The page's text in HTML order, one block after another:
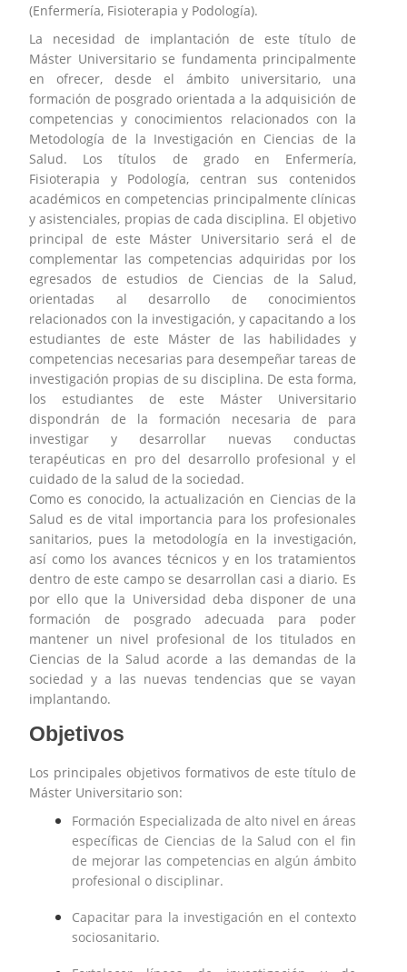
(Enfermería, Fisioterapia y Podología).
La necesidad de implantación de este título de
Máster Universitario se fundamenta principalmente
en ofrecer, desde el ámbito universitario, una
formación de posgrado orientada a la adquisición de
competencias y conocimientos relacionados con la
Metodología de la Investigación en Ciencias de la
Salud. Los títulos de grado en Enfermería,
Fisioterapia y Podología, centran sus contenidos
académicos en competencias principalmente clínicas
y asistenciales, propias de cada disciplina. El objetivo
principal de este Máster Universitario será el de
complementar las competencias adquiridas por los
egresados de estudios de Ciencias de la Salud,
orientadas al desarrollo de conocimientos
relacionados con la investigación, y capacitando a los
estudiantes de este Máster de las habilidades y
competencias necesarias para desempeñar tareas de
investigación propias de su disciplina. De esta forma,
los estudiantes de este Máster Universitario
dispondrán de la formación necesaria de para
investigar y desarrollar nuevas conductas
terapéuticas en pro del desarrollo profesional y el
cuidado de la salud de la sociedad.
Como es conocido, la actualización en Ciencias de la
Salud es de vital importancia para los profesionales
sanitarios, pues la metodología en la investigación,
así como los avances técnicos y en los tratamientos
dentro de este campo se desarrollan casi a diario. Es
por ello que la Universidad deba disponer de una
formación de posgrado adecuada para poder
mantener un nivel profesional de los titulados en
Ciencias de la Salud acorde a las demandas de la
sociedad y a las nuevas tendencias que se vayan
implantando.
Objetivos
Los principales objetivos formativos de este título de
Máster Universitario son:
Formación Especializada de alto nivel en áreas
específicas de Ciencias de la Salud con el fin
de mejorar las competencias en algún ámbito
profesional o disciplinar.
Capacitar para la investigación en el contexto
sociosanitario.